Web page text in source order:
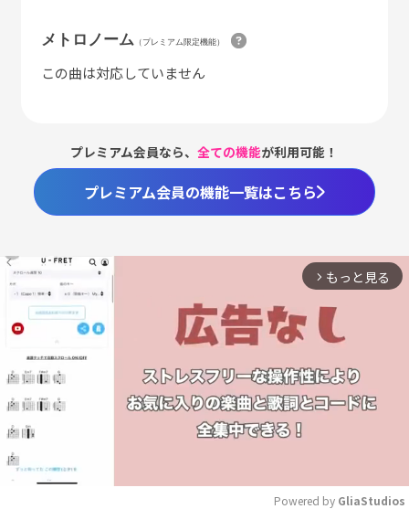
メトロノーム （プレミアム限定機能）
この曲は対応していません
プレミアム会員なら、全ての機能が利用可能！
プレミアム会員の機能一覧はこちら
arrow_forward_ios もっと見る
Powered by GliaStudios